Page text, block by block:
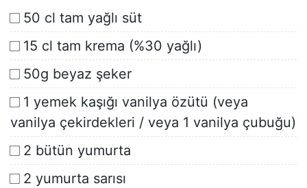
50 cl tam yağlı süt
15 cl tam krema (%30 yağlı)
50g beyaz şeker
1 yemek kaşığı vanilya özütü (veya
vanilya çekirdekleri / veya 1 vanilya çubuğu)
2 bütün yumurta
2 yumurta sarısı